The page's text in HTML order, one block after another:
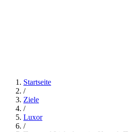
Startseite
/
Ziele
/
Luxor
/